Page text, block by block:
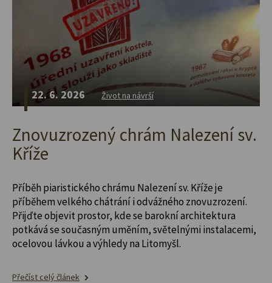
22. 6. 2026 Život na návrší
Znovuzrozený chrám Nalezení sv.
Kříže
Příběh piaristického chrámu Nalezení sv. Kříže je
příběhem velkého chátrání i odvážného znovuzrození.
Přijďte objevit prostor, kde se barokní architektura
potkává se současným uměním, světelnými instalacemi,
ocelovou lávkou a výhledy na Litomyšl.
Přečíst celý článek